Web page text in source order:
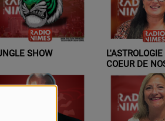
SHOW
COEUR DE
RELATIONS -